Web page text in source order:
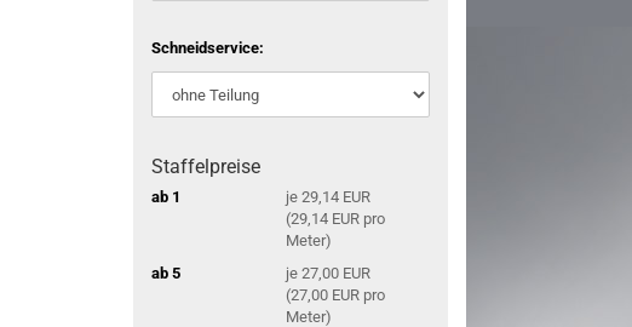
Schneidservice:
Staffelpreise
ab 1
je 29,14 EUR
(29,14 EUR pro
Meter)
ab 5
je 27,00 EUR
(27,00 EUR pro
Meter)